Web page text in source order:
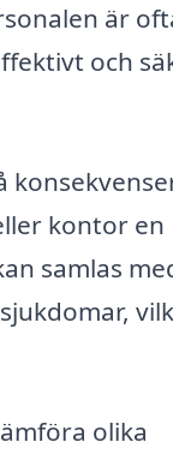
är
och
kontor en
samlas
olika